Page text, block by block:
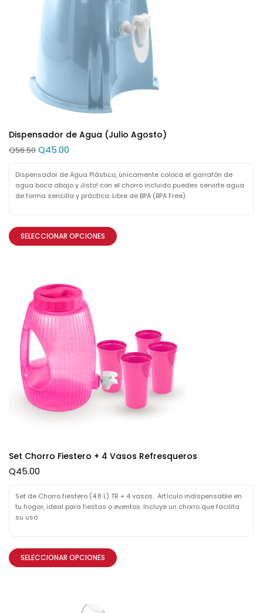
Dispensador de Agua (Julio Agosto)
Q56.50 Q45.00
Dispensador de Agua Plástico, únicamente coloca el garrafón de
agua boca abajo y ¡listo! con el chorro incluido puedes servirte agua
de forma sencilla y práctica. Libre de BPA (BPA Free).
SELECCIONAR OPCIONES
Set Chorro Fiestero + 4 Vasos Refresqueros
Q45.00
Set de Chorro fiestero (4.8 L) TR + 4 vasos. Artículo indispensable en
tu hogar, ideal para fiestas o eventos. Incluye un chorro que facilita
su uso.
SELECCIONAR OPCIONES